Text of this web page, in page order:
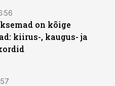
on kõige
kiirus-, kaugus- ja